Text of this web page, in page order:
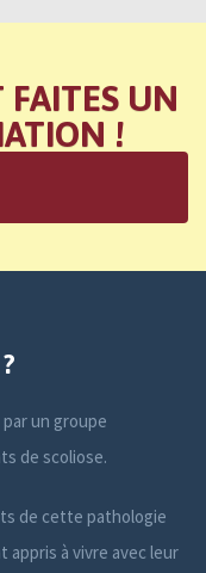
FAITES UN
!
un groupe
de scoliose.
de cette pathologie
appris à vivre avec leur